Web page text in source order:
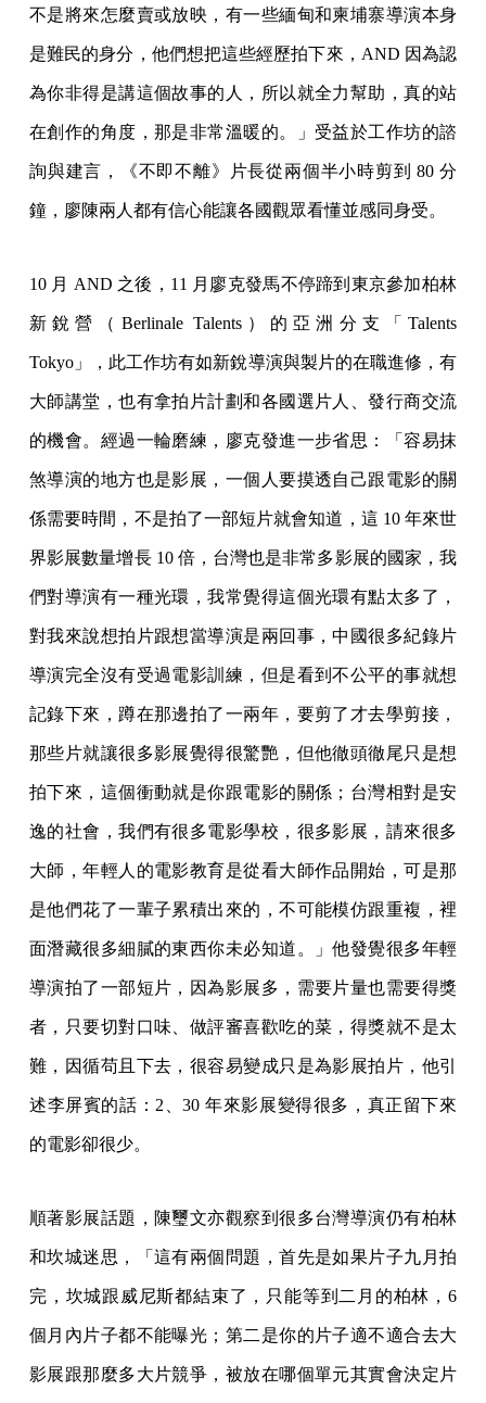
不是將來怎麼賣或放映，有一些緬甸和柬埔寨導演本身
是難民的身分，他們想把這些經歷拍下來，AND 因為認
為你非得是講這個故事的人，所以就全力幫助，真的站
在創作的角度，那是非常溫暖的。」受益於工作坊的諮
詢與建言，《不即不離》片長從兩個半小時剪到 80 分
鐘，廖陳兩人都有信心能讓各國觀眾看懂並感同身受。
10 月 AND 之後，11 月廖克發馬不停蹄到東京參加柏林
新銳營（Berlinale Talents）的亞洲分支「Talents
Tokyo」，此工作坊有如新銳導演與製片的在職進修，有
大師講堂，也有拿拍片計劃和各國選片人、發行商交流
的機會。經過一輪磨練，廖克發進一步省思：「容易抹
煞導演的地方也是影展，一個人要摸透自己跟電影的關
係需要時間，不是拍了一部短片就會知道，這 10 年來世
界影展數量增長 10 倍，台灣也是非常多影展的國家，我
們對導演有一種光環，我常覺得這個光環有點太多了，
對我來說想拍片跟想當導演是兩回事，中國很多紀錄片
導演完全沒有受過電影訓練，但是看到不公平的事就想
記錄下來，蹲在那邊拍了一兩年，要剪了才去學剪接，
那些片就讓很多影展覺得很驚艷，但他徹頭徹尾只是想
拍下來，這個衝動就是你跟電影的關係；台灣相對是安
逸的社會，我們有很多電影學校，很多影展，請來很多
大師，年輕人的電影教育是從看大師作品開始，可是那
是他們花了一輩子累積出來的，不可能模仿跟重複，裡
面潛藏很多細膩的東西你未必知道。」他發覺很多年輕
導演拍了一部短片，因為影展多，需要片量也需要得獎
者，只要切對口味、做評審喜歡吃的菜，得獎就不是太
難，因循苟且下去，很容易變成只是為影展拍片，他引
述李屏賓的話：2、30 年來影展變得很多，真正留下來
的電影卻很少。
順著影展話題，陳璽文亦觀察到很多台灣導演仍有柏林
和坎城迷思，「這有兩個問題，首先是如果片子九月拍
完，坎城跟威尼斯都結束了，只能等到二月的柏林，6
個月內片子都不能曝光；第二是你的片子適不適合去大
影展跟那麼多大片競爭，被放在哪個單元其實會決定片